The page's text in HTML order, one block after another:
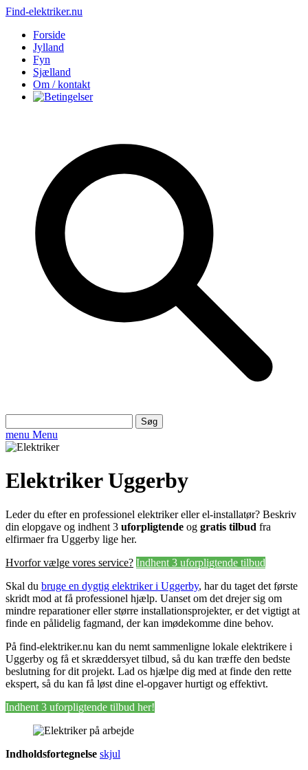
Find-elektriker.nu
Forside
Jylland
Fyn
Sjælland
Om / kontakt
efter:
menu Menu
Elektriker Uggerby
Leder du efter en professionel elektriker eller el-installatør? Beskriv
din elopgave og indhent 3 uforpligtende og gratis tilbud fra
elfirmaer fra Uggerby lige her.
Hvorfor vælge vores service? Indhent 3 uforpligtende tilbud
Skal du bruge en dygtig elektriker i Uggerby, har du taget det første
skridt mod at få professionel hjælp. Uanset om det drejer sig om
mindre reparationer eller større installationsprojekter, er det vigtigt at
finde en pålidelig fagmand, der kan imødekomme dine behov.
På find-elektriker.nu kan du nemt sammenligne lokale elektrikere i
Uggerby og få et skræddersyet tilbud, så du kan træffe den bedste
beslutning for dit projekt. Lad os hjælpe dig med at finde den rette
ekspert, så du kan få løst dine el-opgaver hurtigt og effektivt.
Indhent 3 uforpligtende tilbud her!
Indholdsfortegnelse skjul